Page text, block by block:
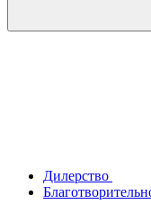
Дилерство